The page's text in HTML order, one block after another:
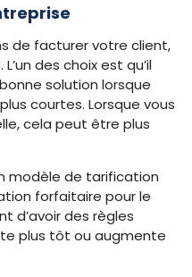
de facturer votre client,
des choix est qu’il
solution lorsque
courtes. Lorsque vous
cela peut être plus
modèle de tarification
forfaitaire pour le
d’avoir des règles
plus tôt ou augmente